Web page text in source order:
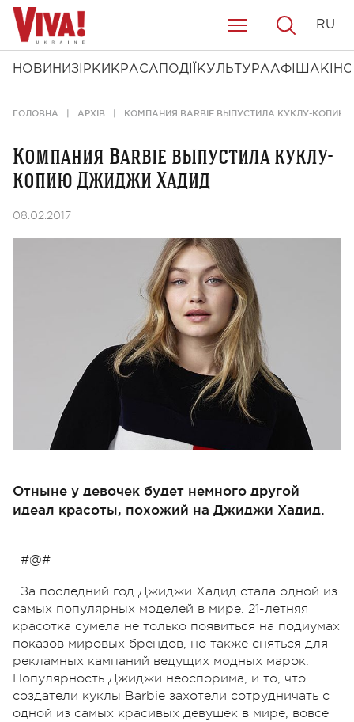
НОВИНИ ЗІРКИ КРАСА ПОДІЇ КУЛЬТУРААФІША КІНО
RU
ГОЛОВНА АРХІВ КОМПАНИЯ BARBIE ВЫПУСТИЛА КУКЛУ-
Компания Barbie выпустила куклу-
копию Джиджи Хадид
08.02.2017
Отныне у девочек будет немного другой
идеал красоты, похожий на Джиджи Хадид.
#@#
За последний год Джиджи Хадид стала одной из
самых популярных моделей в мире. 21-летняя
красотка сумела не только появиться на подиумах
показов мировых брендов, но также сняться для
рекламных кампаний ведущих модных марок.
Популярность Джиджи неоспорима, и то, что
создатели куклы Barbie захотели сотрудничать с
одной из самых красивых девушек в мире, вовсе